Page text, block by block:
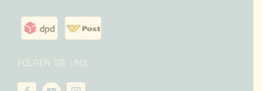
FOLGEN SIE UNS: